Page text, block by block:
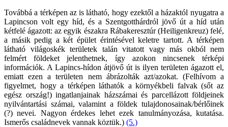
Továbbá a térképen az is látható, hogy ezektől a házaktól nyugatra a
Lapincson volt egy híd, és a Szentgotthárdról jövő út a híd után
kétfelé ágazott: az egyik északra Rábakeresztúr (Heiligenkreuz) felé,
a másik pedig a két épület érintésével keletre tartott. A térképen
látható világoskék területek talán vitatott vagy más okból nem
felmért földeket jelenthetnek, így azokon nincsenek térképi
információk. A Lapincs-hídon átjövő út is ilyen területen ágazott el,
emiatt ezen a területen nem ábrázolták azt/azokat. (Felhívom a
figyelmet, hogy a térképen láthatók a környékbeli falvak (sőt az
egész ország!) ingatlanjainak házszámai és parcellázott földjeinek
nyilvántartási számai, valamint a földek tulajdonosainak/bérlőinek
(?) nevei. Nagyon érdekes lehet ezek tanulmányozása, kutatása.
Ismerős családnevek vannak köztük.) (5.)